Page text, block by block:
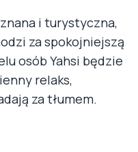
i turystyczna,
za spokojniejszą
osób Yahsi będzie
relaks,
za tłumem.